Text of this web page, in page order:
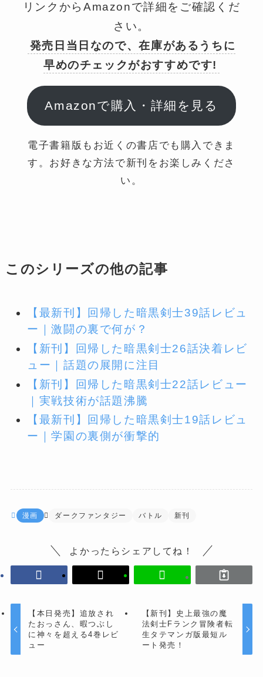
リンクからAmazonで詳細をご確認くだ
さい。
発売日当日なので、在庫があるうちに
早めのチェックがおすすめです!
Amazonで購入・詳細を見る
電子書籍版もお近くの書店でも購入できま
す。お好きな方法で新刊をお楽しみくださ
い。
このシリーズの他の記事
【最新刊】回帰した暗黒剣士39話レビュ
ー｜激闘の裏で何が？
【新刊】回帰した暗黒剣士26話決着レビ
ュー｜話題の展開に注目
【新刊】回帰した暗黒剣士22話レビュー
｜実戦技術が話題沸騰
【最新刊】回帰した暗黒剣士19話レビュ
ー｜学園の裏側が衝撃的
漫画 ダークファンタジー バトル 新刊
よかったらシェアしてね！
【本日発売】追放され
たおっさん、暇つぶし
に神々を超える4巻レビ
ュー
【新刊】史上最強の魔
法剣士Fランク冒険者転
生タテマンガ版最短ル
ート発売！